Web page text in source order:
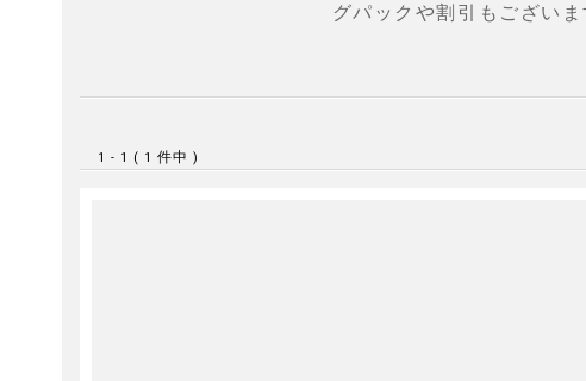
グパックや割引もござい
1 - 1 ( 1 件中 )